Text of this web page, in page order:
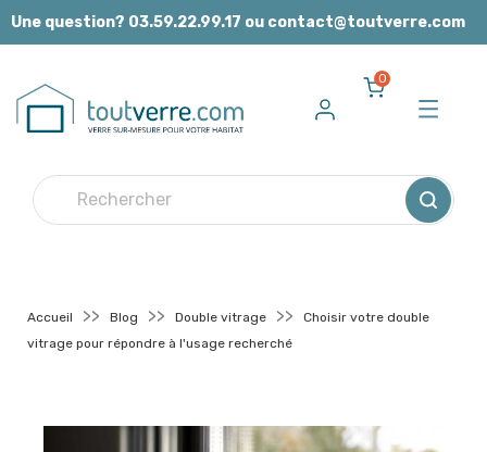
Panneau de gestion des cookies
Une question? 03.59.22.99.17 ou contact@toutverre.com
0
Accueil Blog Double vitrage
Choisir votre double
vitrage pour répondre à l'usage recherché